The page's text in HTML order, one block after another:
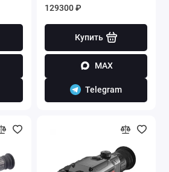
129300 ₽
Купить
MAX
Telegram